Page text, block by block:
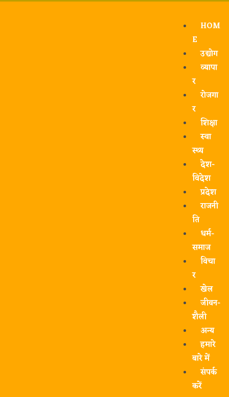
HOM
E
उद्योग
व्यापा
र
रोजगा
र
शिक्षा
स्वा
स्थ्य
देश-
विदेश
प्रदेश
राजनी
ति
धर्म-
समाज
विचा
र
खेल
जीवन-
शैली
अन्य
हमारे
बारे में
संपर्क
करें